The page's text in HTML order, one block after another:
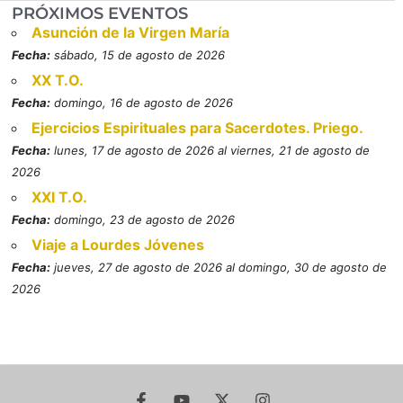
PRÓXIMOS EVENTOS
Asunción de la Virgen María
Fecha: sábado, 15 de agosto de 2026
XX T.O.
Fecha: domingo, 16 de agosto de 2026
Ejercicios Espirituales para Sacerdotes. Priego.
Fecha: lunes, 17 de agosto de 2026 al viernes, 21 de agosto de
2026
XXI T.O.
Fecha: domingo, 23 de agosto de 2026
Viaje a Lourdes Jóvenes
Fecha: jueves, 27 de agosto de 2026 al domingo, 30 de agosto de
2026